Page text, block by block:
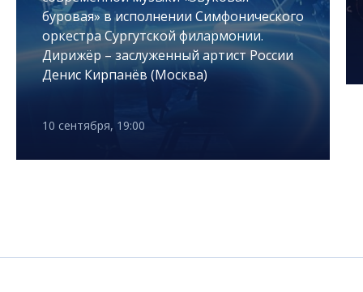
буровая» в исполнении Симфонического
оркестра Сургутской филармонии.
Дирижёр – заслуженный артист России
Денис Кирпанёв (Москва)
10 сентября, 19:00